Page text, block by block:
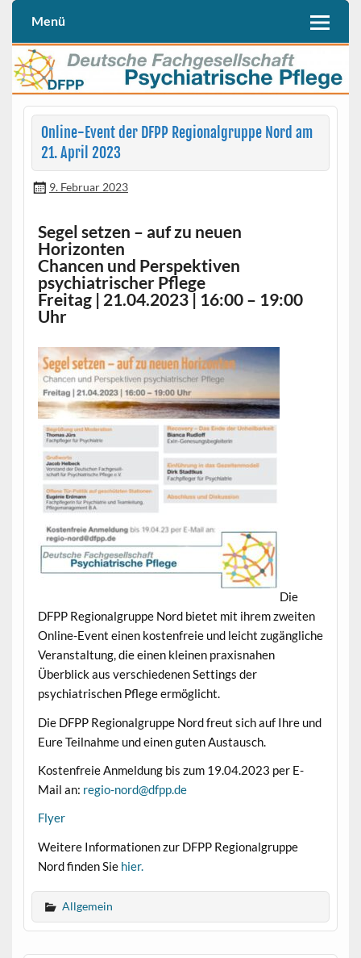
Skip
contentDFPP
Deutschen Fachgesellschaft Psychiatrische Pflege (DFPP e. V.)
Menü
Online-Event der DFPP Regionalgruppe Nord am
21. April 2023
9. Februar 2023
Segel setzen – auf zu neuen
Horizonten
Chancen und Perspektiven
psychiatrischer Pflege
Freitag | 21.04.2023 | 16:00 – 19:00
Uhr
Die
DFPP Regionalgruppe Nord bietet mit ihrem zweiten
Online-Event einen kostenfreie und leicht zugängliche
Veranstaltung, die einen kleinen praxisnahen
Überblick aus verschiedenen Settings der
psychiatrischen Pflege ermöglicht.
Die DFPP Regionalgruppe Nord freut sich auf Ihre und
Eure Teilnahme und einen guten Austausch.
Kostenfreie Anmeldung bis zum 19.04.2023 per E-
Mail an: regio-nord@dfpp.de
Flyer
Weitere Informationen zur DFPP Regionalgruppe
Nord finden Sie hier.
Allgemein